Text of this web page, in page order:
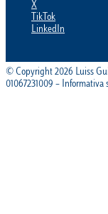
X
TikTok
LinkedIn
© Copyright 2026 Luiss
01067231009 –